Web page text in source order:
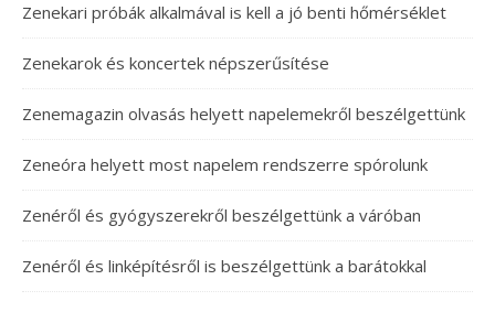
Zenekari próbák alkalmával is kell a jó benti hőmérséklet
Zenekarok és koncertek népszerűsítése
Zenemagazin olvasás helyett napelemekről beszélgettünk
Zeneóra helyett most napelem rendszerre spórolunk
Zenéről és gyógyszerekről beszélgettünk a váróban
Zenéről és linképítésről is beszélgettünk a barátokkal